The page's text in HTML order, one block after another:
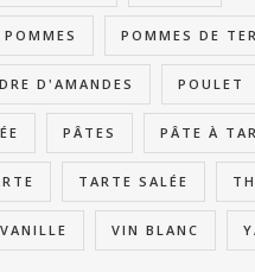
POMMES POMMES DE
D'AMANDES POULET
PÂTES PÂTE À
TARTE SALÉE
VANILLE VIN BLANC